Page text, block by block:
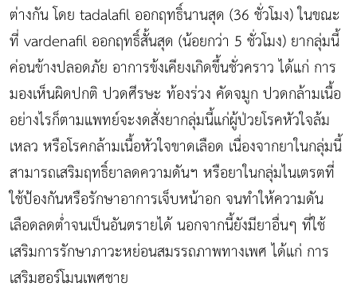
ต่างกัน โดย tadalafil ออกฤทธิ์นานสุด (36 ชั่วโมง) ในขณะ
ที่ vardenafil ออกฤทธิ์สั้นสุด (น้อยกว่า 5 ชั่วโมง) ยากลุ่มนี้
ค่อนข้างปลอดภัย อาการข้งเคียงเกิดขึ้นชั่วคราว ได้แก่ การ
มองเห็นผิดปกติ ปวดศีรษะ ท้องร่วง คัดจมูก ปวดกล้ามเนื้อ
อย่างไรก็ตามแพทย์จะงดสั่งยากลุ่มนี้แก่ผู้ป่วยโรคหัวใจล้ม
เหลว หรือโรคกล้ามเนื้อหัวใจขาดเลือด เนื่องจากยาในกลุ่มนี้
สามารถเสริมฤทธิ์ยาลดความดันฯ หรือยาในกลุ่มไนเตรตที่
ใช้ป้องกันหรือรักษาอาการเจ็บหน้าอก จนทำให้ความดัน
เลือดลดต่ำจนเป็นอันตรายได้ นอกจากนี้ยังมียาอื่นๆ ที่ใช้
เสริมการรักษาภาวะหย่อนสมรรถภาพทางเพศ ได้แก่ การ
เสริมฮอร์โมนเพศชาย